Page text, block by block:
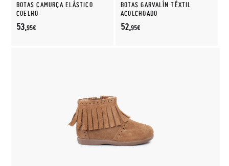
BOTAS CAMURÇA ELÁSTICO
COELHO
53,95€
BOTAS GARVALÍN TÊXTIL
ACOLCHOADO
52,95€